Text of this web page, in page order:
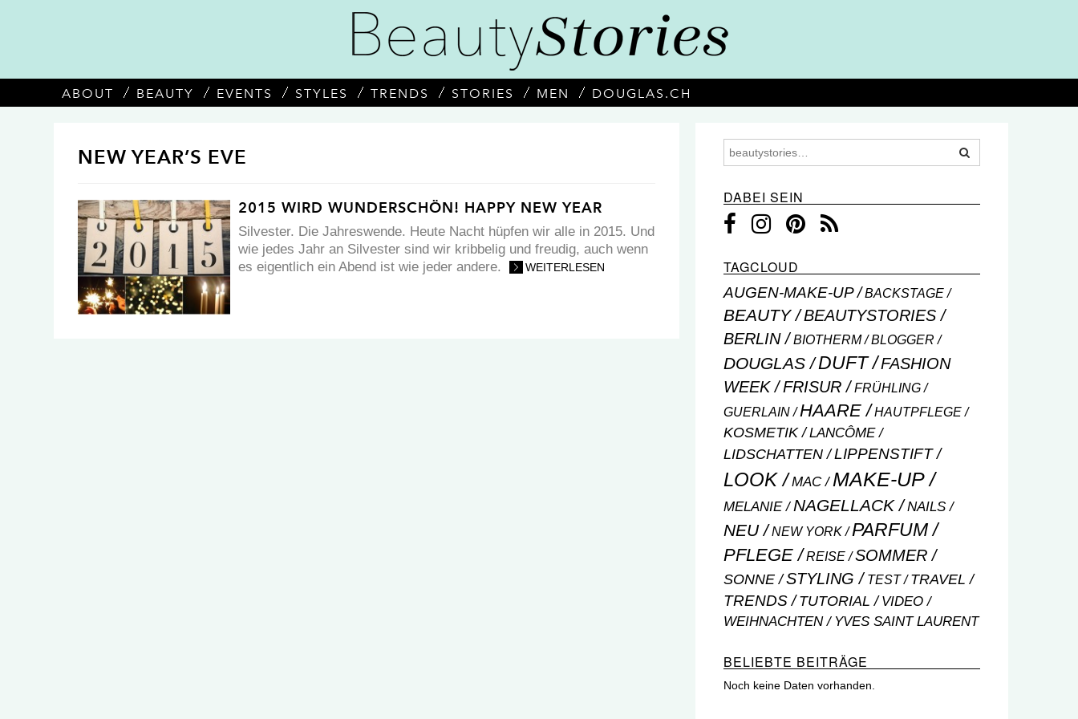
ABOUT BEAUTY EVENTS STYLES TRENDS STORIES MEN DOUGLAS.CH
NEW YEAR’S EVE
2015 WIRD WUNDERSCHÖN! HAPPY NEW YEAR
Silvester. Die Jahreswende. Heute Nacht hüpfen wir alle in 2015. Und
wie jedes Jahr an Silvester sind wir kribbelig und freudig, auch wenn
es eigentlich ein Abend ist wie jeder andere.
WEITERLESEN
DABEI SEIN
TAGCLOUD
AUGEN-MAKE-UP BACKSTAGE
BEAUTY
BEAUTYSTORIES
BERLIN
BIOTHERM BLOGGER
DOUGLAS DUFT
FASHION
WEEK
FRISUR FRÜHLING
GUERLAIN HAARE HAUTPFLEGE
KOSMETIK
LANCÔME
LIDSCHATTEN
LIPPENSTIFT
LOOK MAC MAKE-UP
MELANIE NAGELLACK NAILS
NEU NEW YORK PARFUM
PFLEGE REISE SOMMER
SONNE STYLING TEST TRAVEL
TRENDS TUTORIAL VIDEO
WEIHNACHTEN YVES SAINT LAURENT
BELIEBTE BEITRÄGE
Noch keine Daten vorhanden.